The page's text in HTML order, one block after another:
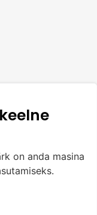
on anda masina